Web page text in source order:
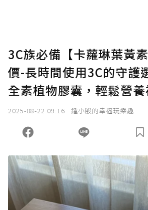
3C族必備【卡蘿琳葉黃
價-長時間使用3C的守護
全素植物膠囊，輕鬆營養
2025-08-22 09:16 鍾小殷的幸福玩樂趣